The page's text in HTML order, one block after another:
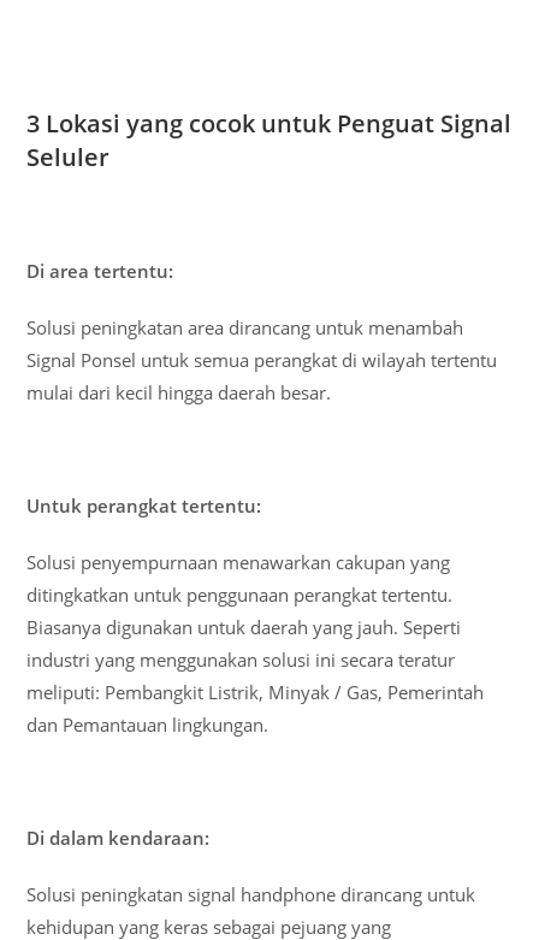
3 Lokasi yang cocok untuk Penguat Signal
Seluler
Di area tertentu:
Solusi peningkatan area dirancang untuk menambah
Signal Ponsel untuk semua perangkat di wilayah tertentu
mulai dari kecil hingga daerah besar.
Untuk perangkat tertentu:
Solusi penyempurnaan menawarkan cakupan yang
ditingkatkan untuk penggunaan perangkat tertentu.
Biasanya digunakan untuk daerah yang jauh. Seperti
industri yang menggunakan solusi ini secara teratur
meliputi: Pembangkit Listrik, Minyak / Gas, Pemerintah
dan Pemantauan lingkungan.
Di dalam kendaraan:
Solusi peningkatan signal handphone dirancang untuk
kehidupan yang keras sebagai pejuang yang